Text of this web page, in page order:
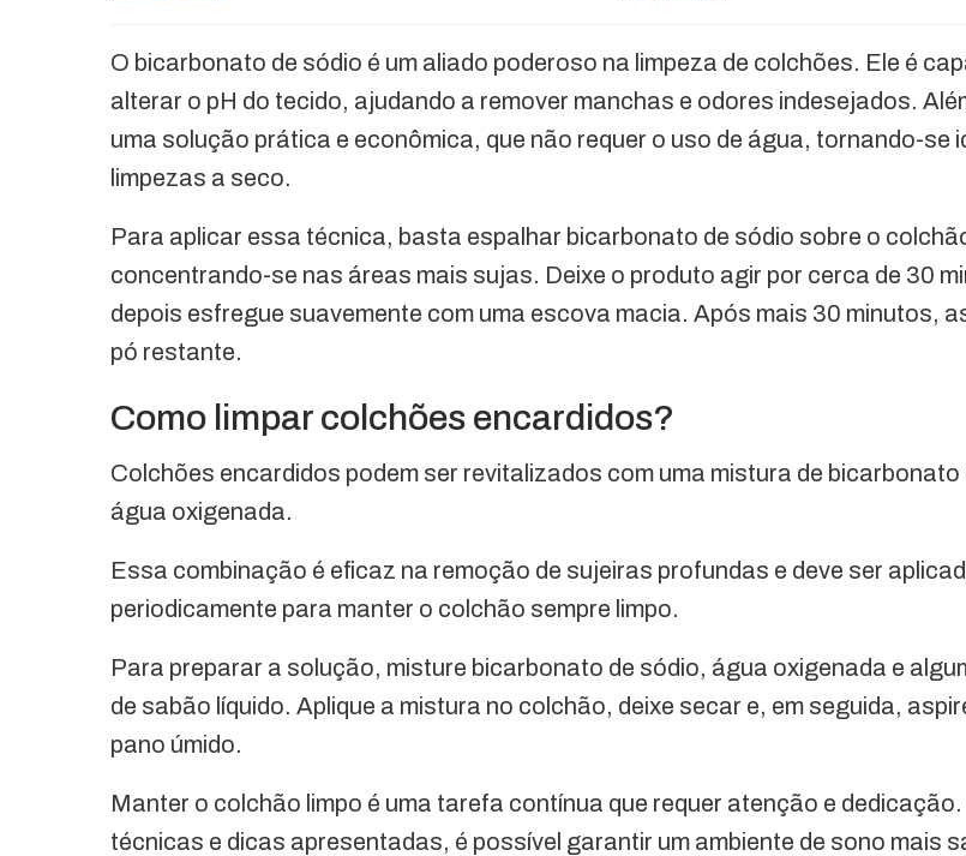
O bicarbonato de sódio é um aliado poderoso na limpeza de colchões. Ele é
alterar o pH do tecido, ajudando a remover manchas e odores indesejados.
uma solução prática e econômica, que não requer o uso de água, tornando-se
limpezas a seco.
Para aplicar essa técnica, basta espalhar bicarbonato de sódio sobre o
concentrando-se nas áreas mais sujas. Deixe o produto agir por cerca de 30
depois esfregue suavemente com uma escova macia. Após mais 30 minutos,
pó restante.
Como limpar colchões encardidos?
Colchões encardidos podem ser revitalizados com uma mistura de bicarbonato
água oxigenada.
Essa combinação é eficaz na remoção de sujeiras profundas e deve ser
periodicamente para manter o colchão sempre limpo.
Para preparar a solução, misture bicarbonato de sódio, água oxigenada e
de sabão líquido. Aplique a mistura no colchão, deixe secar e, em seguida,
pano úmido.
Manter o colchão limpo é uma tarefa contínua que requer atenção e
técnicas e dicas apresentadas, é possível garantir um ambiente de sono mais